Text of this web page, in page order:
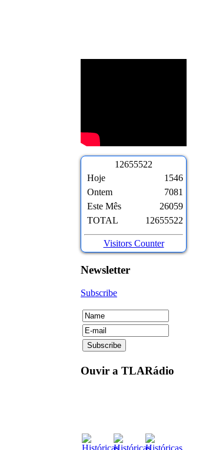
12655522
Hoje
Ontem
Este Mês
TOTAL
1546
7081
26059
12655522
Visitors Counter
Newsletter
Subscribe
Ouvir a TLARádio